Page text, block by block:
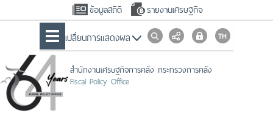
ข้อมูลสถิติ รายงานเศรษฐกิจ
เปลื่ยนการแสดงผล
สำนักงานเศรษฐกิจการคลัง กระทรวงการคลัง
Fiscal Policy Office